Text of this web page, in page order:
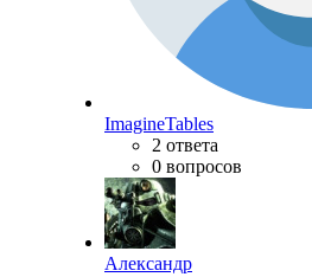
ImagineTables
2 ответа
0 вопросов
Александр